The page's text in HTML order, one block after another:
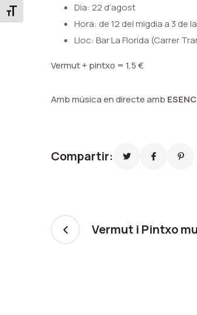
Toggle Font size Dia: 22 d’agost
Hora: de 12 del migdia a 3 de
Lloc: Bar La Florida (Carrer
Vermut + pintxo = 1,5 €
Amb música en directe amb
Compartir:
Vermut i Pintxo